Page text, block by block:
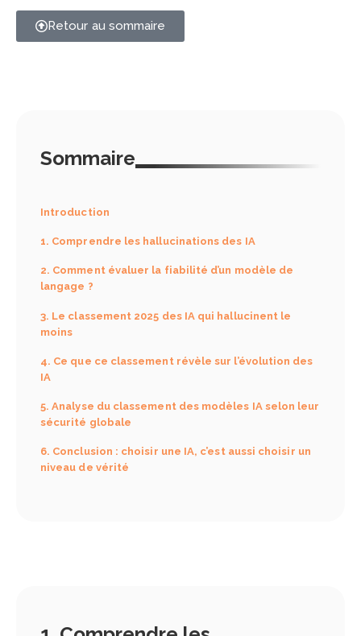
Retour au sommaire
Sommaire
Introduction
1. Comprendre les hallucinations des IA
2. Comment évaluer la fiabilité d’un modèle de
langage ?
3. Le classement 2025 des IA qui hallucinent le
moins
4. Ce que ce classement révèle sur l’évolution des
IA
5. Analyse du classement des modèles IA selon leur
sécurité globale
6. Conclusion : choisir une IA, c’est aussi choisir un
niveau de vérité
14 juin 2025